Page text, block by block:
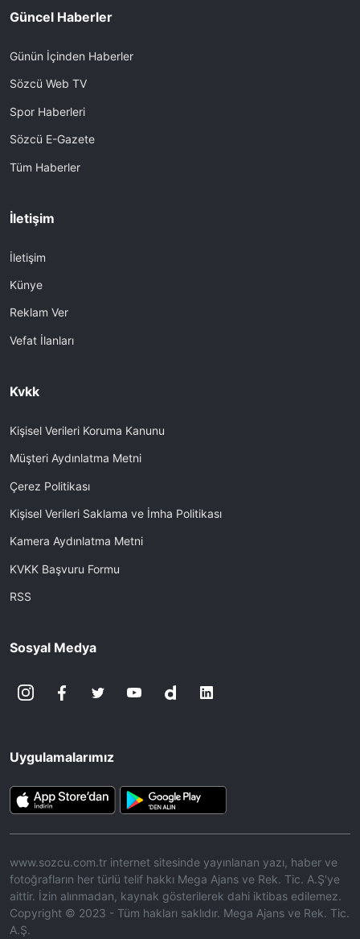
Güncel Haberler
Günün İçinden Haberler
Sözcü Web TV
Spor Haberleri
Sözcü E-Gazete
Tüm Haberler
İletişim
İletişim
Künye
Reklam Ver
Vefat İlanları
Kvkk
Kişisel Verileri Koruma Kanunu
Müşteri Aydınlatma Metni
Çerez Politikası
Kişisel Verileri Saklama ve İmha Politikası
Kamera Aydınlatma Metni
KVKK Başvuru Formu
RSS
Sosyal Medya
Uygulamalarımız
www.sozcu.com.tr internet sitesinde yayınlanan yazı, haber ve
fotoğrafların her türlü telif hakkı Mega Ajans ve Rek. Tic. A.Ş'ye
aittir. İzin alınmadan, kaynak gösterilerek dahi iktibas edilemez.
Copyright © 2023 - Tüm hakları saklıdır. Mega Ajans ve Rek. Tic.
A.Ş.